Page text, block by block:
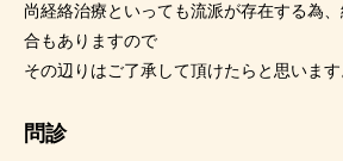
尚経絡治療といっても流派が存在する為
合もありますので
その辺りはご了承して頂けたらと思います
問診